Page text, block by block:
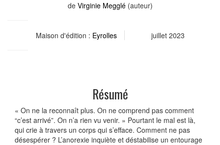
de Virginie Megglé(auteur)
Maison d'édition : Eyrolles juillet 2023
Résumé
« On ne la reconnaît plus. On ne comprend pas comment
“c’est arrivé”. On n’a rien vu venir. » Pourtant le mal est là,
qui crie à travers un corps qui s’efface. Comment ne pas
désespérer ? L’anorexie inquiète et déstabilise un entourage